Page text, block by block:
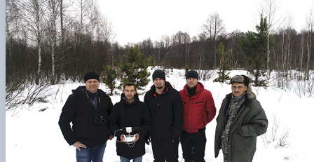
- 24.08.2022 р.), випускник 2011 року.
ПЕТРИЧЕНКО Віктор Михайлович
17.05.2022 р.), випускник 2011 року.
СЕРГА Петро Грирорович (18.06.1999 -
17.04.2024 р.), студент 2-го курсу 2024 рі…
СОЛОВЙОВ Сергій Олександрович
(08.06.1983 - 27.09.2022 р.), випускник 2017
року.
СОРОКА Олександр Григорович
03.07.2023 р.), випускник 2019 року.
СТЕПАНОВ Віталій Анатолійович